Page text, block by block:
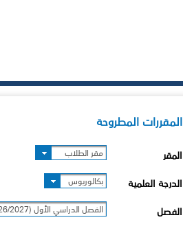
المقررات المطروحة
المقر مقر الطلاب
الدرجة العلمية بكالوريوس
الفصل الفصل الدراسي الأول (2026/2027)